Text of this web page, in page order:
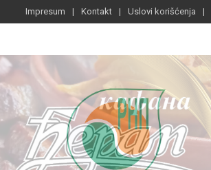
Impresum Kontakt Uslovi korišćenja